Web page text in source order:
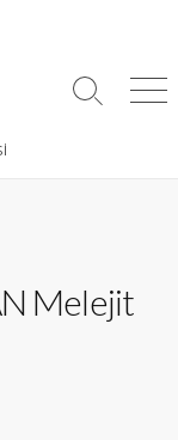
Search
Melejit